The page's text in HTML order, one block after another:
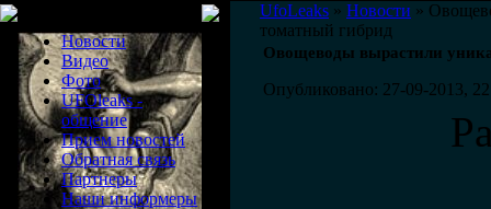
Новости
Видео
Фото
UFOleaks -
общение
Прием новостей
Обратная связь
Партнеры
Наши информеры
UfoLeaks » Новости »
томатный гибрид
Овощеводы вырастили
Опубликовано: 27-09-2013,